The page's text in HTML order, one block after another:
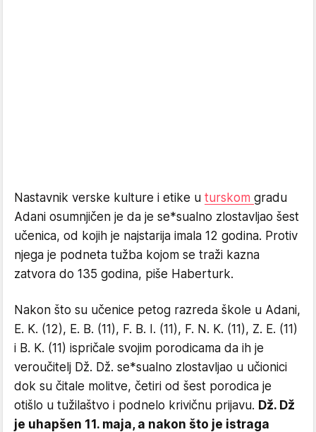
Nastavnik verske kulture i etike u turskom gradu
Adani osumnjičen je da je se*sualno zlostavljao šest
učenica, od kojih je najstarija imala 12 godina. Protiv
njega je podneta tužba kojom se traži kazna
zatvora do 135 godina, piše Haberturk.
Nakon što su učenice petog razreda škole u ​​Adani,
E. K. (12), E. B. (11), F. B. I. (11), F. N. K. (11), Z. E. (11)
i B. K. (11) ispričale svojim porodicama da ih je
veroučitelj Dž. Dž. se*sualno zlostavljao u učionici
dok su čitale molitve, četiri od šest porodica je
otišlo u tužilaštvo i podnelo krivičnu prijavu. Dž. Dž
je uhapšen 11. maja, a nakon što je istraga